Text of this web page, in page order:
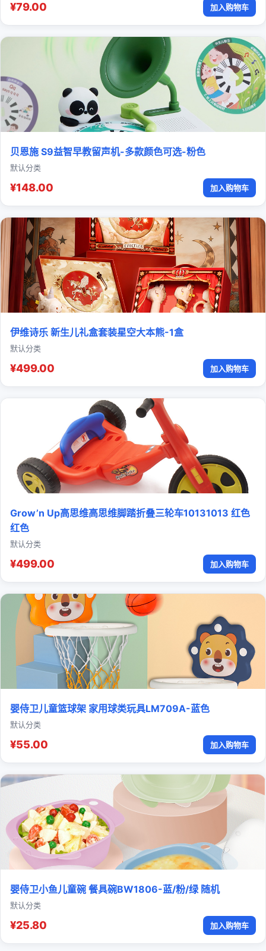
¥79.00 加入购物车
贝恩施 S9益智早教留声机-多款颜色可选-粉色
默认分类
¥148.00 加入购物车
伊维诗乐 新生儿礼盒套装星空大本熊-1盒
默认分类
¥499.00 加入购物车
Grow’n Up高思维高思维脚踏折叠三轮车10131013 红色
红色
默认分类
¥499.00 加入购物车
婴侍卫儿童篮球架 家用球类玩具LM709A-蓝色
默认分类
¥55.00 加入购物车
婴侍卫小鱼儿童碗 餐具碗BW1806-蓝/粉/绿 随机
默认分类
¥25.80 加入购物车